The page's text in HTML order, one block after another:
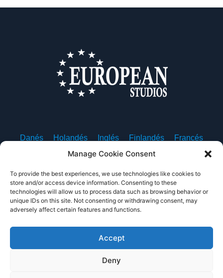
Manage Cookie Consent
To provide the best experiences, we use technologies like cookies to
store and/or access device information. Consenting to these
technologies will allow us to process data such as browsing behavior or
unique IDs on this site. Not consenting or withdrawing consent, may
adversely affect certain features and functions.
Accept
Deny
Danés Holandés Inglés Finlandés
Francés
Islandés Italiano Noruego
Sobre nosotros Contacte con nosotros
Política de privacidad Condiciones de uso